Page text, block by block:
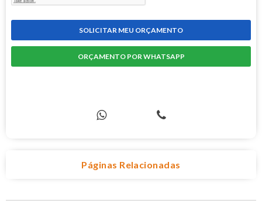
SOLICITAR MEU ORÇAMENTO
ORÇAMENTO POR WHATSAPP
Páginas Relacionadas